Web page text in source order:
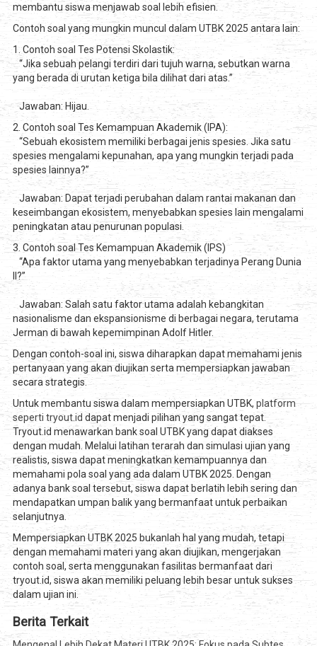
membantu siswa menjawab soal lebih efisien.
Contoh soal yang mungkin muncul dalam UTBK 2025 antara lain:
1. Contoh soal Tes Potensi Skolastik:
“Jika sebuah pelangi terdiri dari tujuh warna, sebutkan warna
yang berada di urutan ketiga bila dilihat dari atas.”
Jawaban: Hijau.
2. Contoh soal Tes Kemampuan Akademik (IPA):
“Sebuah ekosistem memiliki berbagai jenis spesies. Jika satu
spesies mengalami kepunahan, apa yang mungkin terjadi pada
spesies lainnya?”
Jawaban: Dapat terjadi perubahan dalam rantai makanan dan
keseimbangan ekosistem, menyebabkan spesies lain mengalami
peningkatan atau penurunan populasi.
3. Contoh soal Tes Kemampuan Akademik (IPS)
“Apa faktor utama yang menyebabkan terjadinya Perang Dunia
II?”
Jawaban: Salah satu faktor utama adalah kebangkitan
nasionalisme dan ekspansionisme di berbagai negara, terutama
Jerman di bawah kepemimpinan Adolf Hitler.
Dengan contoh-soal ini, siswa diharapkan dapat memahami jenis
pertanyaan yang akan diujikan serta mempersiapkan jawaban
secara strategis.
Untuk membantu siswa dalam mempersiapkan UTBK, platform
seperti tryout.id dapat menjadi pilihan yang sangat tepat.
Tryout.id menawarkan bank soal UTBK yang dapat diakses
dengan mudah. Melalui latihan terarah dan simulasi ujian yang
realistis, siswa dapat meningkatkan kemampuannya dan
memahami pola soal yang ada dalam UTBK 2025. Dengan
adanya bank soal tersebut, siswa dapat berlatih lebih sering dan
mendapatkan umpan balik yang bermanfaat untuk perbaikan
selanjutnya.
Mempersiapkan UTBK 2025 bukanlah hal yang mudah, tetapi
dengan memahami materi yang akan diujikan, mengerjakan
contoh soal, serta menggunakan fasilitas bermanfaat dari
tryout.id, siswa akan memiliki peluang lebih besar untuk sukses
dalam ujian ini.
Berita Terkait